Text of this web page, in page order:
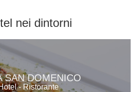
nei dintorni
SAN DOMENICO
- Ristorante